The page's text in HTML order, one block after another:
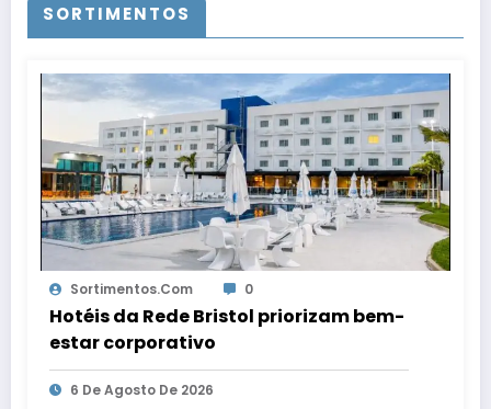
SORTIMENTOS
Sortimentos.com 0
Hotéis da Rede Bristol priorizam bem-
estar corporativo
6 De Agosto De 2026